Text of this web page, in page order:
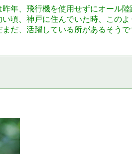
年、飛行機を使用せずにオール
頃、神戸に住んでいた時、この
だ、活躍している所があるそう